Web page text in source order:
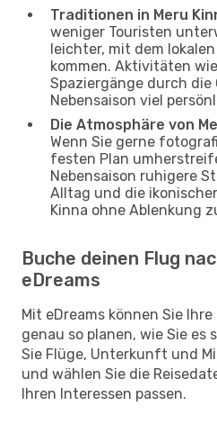
Traditionen in Meru
weniger Touristen
leichter, mit dem
kommen. Aktivitäten
Spaziergänge durch
Nebensaison viel
Die Atmosphäre von
Wenn Sie gerne
festen Plan
Nebensaison ruhigere
Alltag und die
Kinna ohne Ablenkung
Buche deinen Flug
eDreams
Mit eDreams können Sie Ihre
genau so planen, wie Sie es
Sie Flüge, Unterkunft und
und wählen Sie die
Ihren Interessen passen.